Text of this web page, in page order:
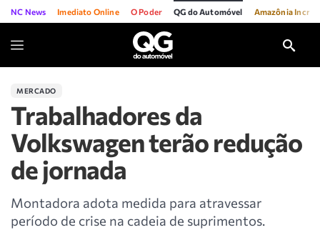
NC News Imediato Online O Poder QG do Automóvel Amazônia
MERCADO
Trabalhadores da
Volkswagen terão redução
de jornada
Montadora adota medida para atravessar
período de crise na cadeia de suprimentos.